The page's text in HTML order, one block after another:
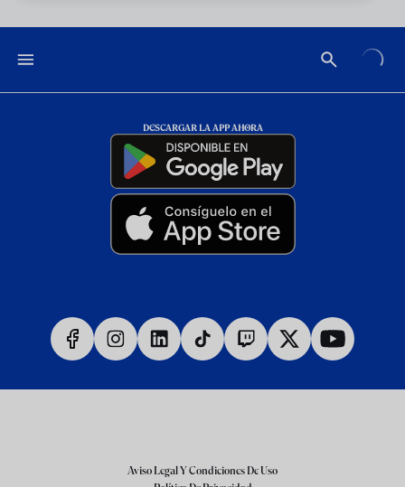
DESCARGAR LA APP AHORA
Aviso Legal Y Condiciones De Uso